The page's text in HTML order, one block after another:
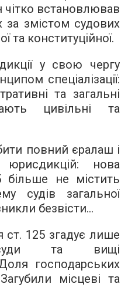
встановлював
за змістом судових
та конституційної.
у свою чергу
спеціалізації:
та загальні
цивільні та
повний єралаш і
юрисдикцій: нова
більше не містить
судів загальної
безвісти...
ст. 125 згадує лише
суди та вищі
господарських
місцеві та